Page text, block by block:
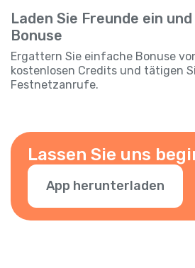
Laden Sie Freunde ein
Bonuse
Ergattern Sie einfache Bonuse
kostenlosen Credits und tätigen
Festnetzanrufe.
Lassen Sie uns
App herunterladen